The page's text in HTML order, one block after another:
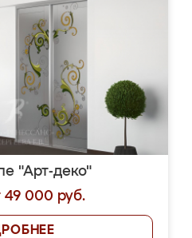
"Арт-деко"
49 000 руб.